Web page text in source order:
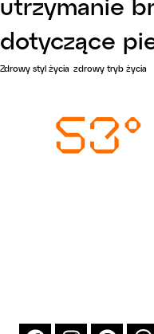
utrzymanie
dotyczące
Zdrowy styl życia zdrowy tryb życia